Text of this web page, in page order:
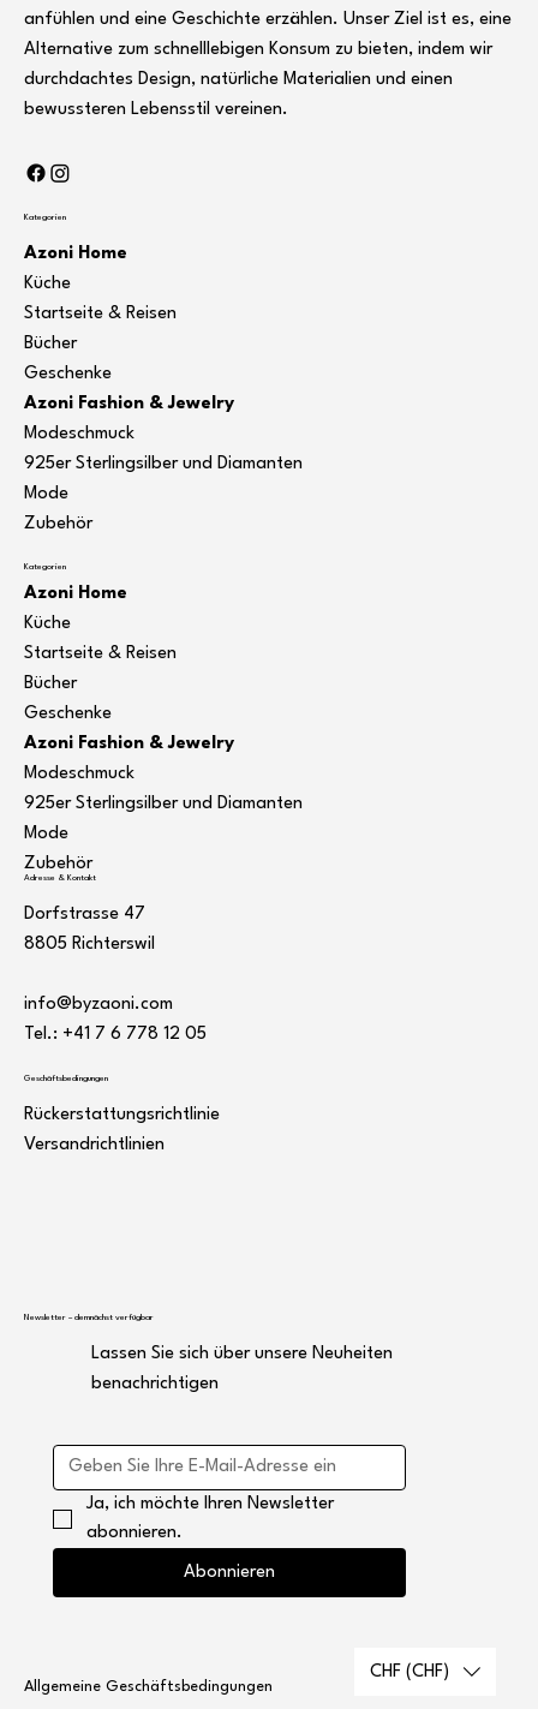
anfühlen und eine Geschichte erzählen. Unser Ziel ist es, eine
Alternative zum schnelllebigen Konsum zu bieten, indem wir
durchdachtes Design, natürliche Materialien und einen
bewussteren Lebensstil vereinen.
Kategorien
Azoni Home
Küche
Startseite & Reisen
Bücher
Geschenke
Azoni Fashion & Jewelry
Modeschmuck
925er Sterlingsilber und Diamanten
Mode
Zubehör
Kategorien
Azoni Home
Küche
Startseite & Reisen
Bücher
Geschenke
Azoni Fashion & Jewelry
Modeschmuck
925er Sterlingsilber und Diamanten
Mode
Zubehör
Adresse & Kontakt
Dorfstrasse 47
8805 Richterswil
info@byzaoni.com
Tel.: +41 7 6 778 12 05
Geschäftsbedingungen
Rückerstattungsrichtlinie
Versandrichtlinien
Newsletter – demnächst verfügbar
Lassen Sie sich über unsere Neuheiten
benachrichtigen
Ja, ich möchte Ihren Newsletter
abonnieren.
Abonnieren
Allgemeine Geschäftsbedingungen
CHF (CHF)